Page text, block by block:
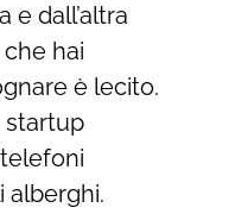
e dall’altra
hai
è lecito.
startup
alberghi.